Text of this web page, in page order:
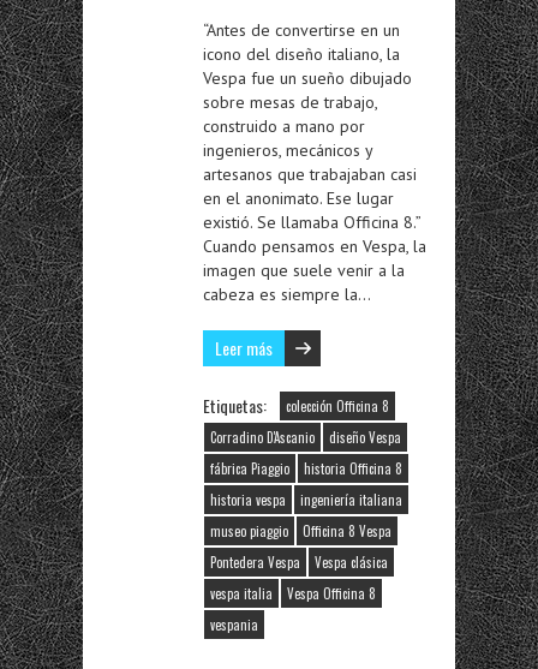
“Antes de convertirse en un
icono del diseño italiano, la
Vespa fue un sueño dibujado
sobre mesas de trabajo,
construido a mano por
ingenieros, mecánicos y
artesanos que trabajaban casi
en el anonimato. Ese lugar
existió. Se llamaba Officina 8.”
Cuando pensamos en Vespa, la
imagen que suele venir a la
cabeza es siempre la…
Leer más
Etiquetas:
colección Officina 8
Corradino D'Ascanio
diseño Vespa
fábrica Piaggio
historia Officina 8
historia vespa
ingeniería italiana
museo piaggio
Officina 8 Vespa
Pontedera Vespa
Vespa clásica
vespa italia
Vespa Officina 8
vespania